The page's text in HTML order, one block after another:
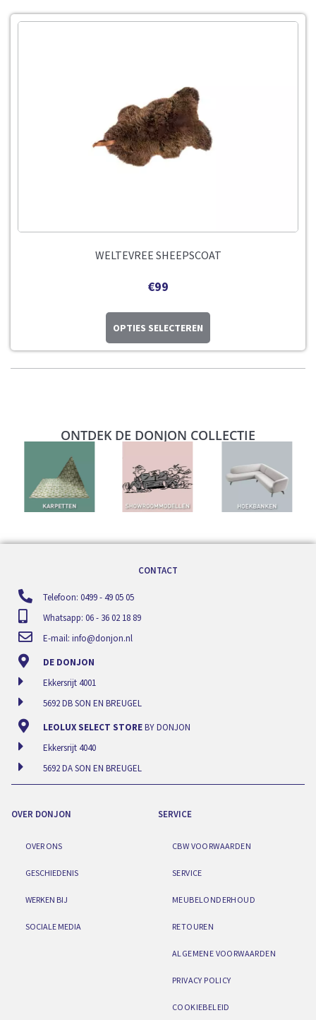
WELTEVREE SHEEPSCOAT
€99
OPTIES SELECTEREN
ONTDEK DE DONJON COLLECTIE
CONTACT
Telefoon: 0499 - 49 05 05
Whatsapp: 06 - 36 02 18 89
E-mail: info@donjon.nl
DE DONJON
Ekkersrijt 4001
5692 DB SON EN BREUGEL
LEOLUX SELECT STOREBY DONJON
Ekkersrijt 4040
5692 DA SON EN BREUGEL
OVER DONJON
OVER ONS
GESCHIEDENIS
WERKEN BIJ
SOCIALE MEDIA
SERVICE
CBW VOORWAARDEN
SERVICE
MEUBELONDERHOUD
RETOUREN
ALGEMENE VOORWAARDEN
PRIVACY POLICY
COOKIEBELEID